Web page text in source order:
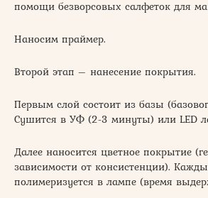
помощи безворсовых салфеток для
Наносим праймер.
Второй этап – нанесение покрытия.
Первым слой состоит из базы
Сушится в УФ (2-3 минуты) или LED
Далее наносится цветное покрытие
зависимости от консистенции).
полимеризуется в лампе (время